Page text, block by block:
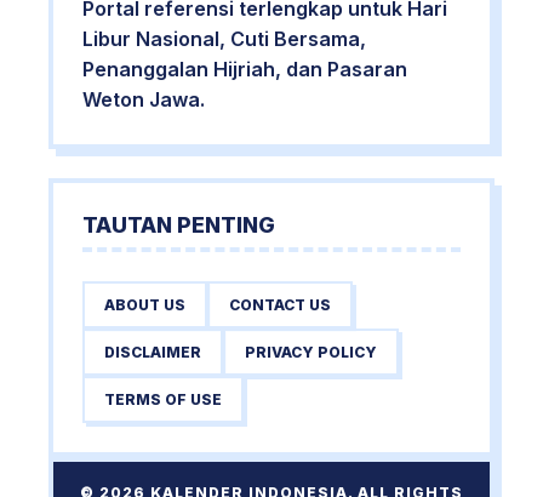
Portal referensi terlengkap untuk Hari
Libur Nasional, Cuti Bersama,
Penanggalan Hijriah, dan Pasaran
Weton Jawa.
TAUTAN PENTING
ABOUT US CONTACT US
DISCLAIMER PRIVACY POLICY
TERMS OF USE
© 2026 KALENDER INDONESIA. ALL RIGHTS